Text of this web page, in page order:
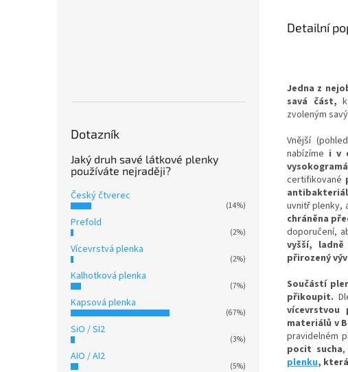
Dotazník
Jaký druh savé látkové plenky
používáte nejraději?
Český čtverec
(14%)
Prefold
(2%)
Vícevrstvá plenka
(2%)
Kalhotková plenka
(7%)
Kapsová plenka
(67%)
SiO / SI2
(3%)
AIO / AI2
(5%)
Detailní
Jedna z
savá část,
zvoleným
Vnější
nabízíme i v
certifikované
uvnitř plenky,
chráněna
doporučení,
vyšší,
přirozený
Součástí
přikoupit.
vícevrstvou
materiálů v
pravidelném
pocit sucha,
plenku,